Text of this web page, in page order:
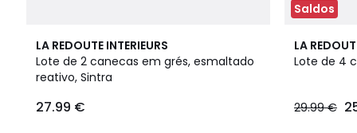
LA REDOUTE INTERIEURS
Lote de 2 canecas em grés, esmaltado
reativo, Sintra
27.99 €
4,8
/ 5
Saldos
LA
Lote de 4
29.99 €
4,8
/ 5